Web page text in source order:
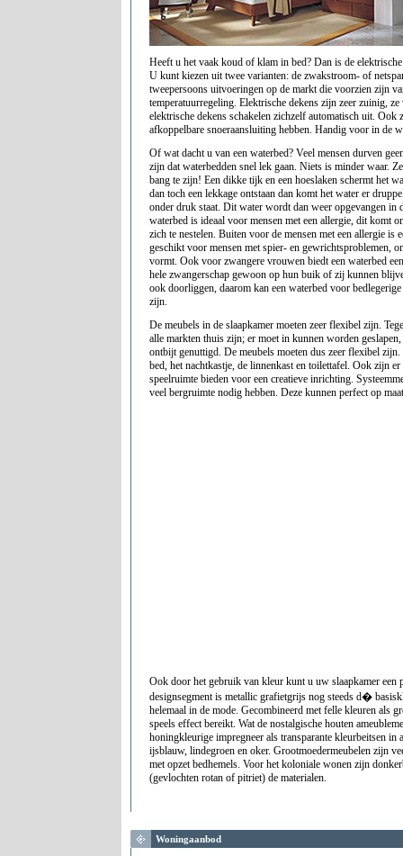
Heeft u het vaak koud of klam in bed? Dan is de
U kunt kiezen uit twee varianten: de zwakstroom- of
tweepersoons uitvoeringen op de markt die voorzien zijn
temperatuurregeling. Elektrische dekens zijn zeer zuinig,
elektrische dekens schakelen zichzelf automatisch uit. Ook
afkoppelbare snoeraansluiting hebben. Handig voor in de
Of wat dacht u van een waterbed? Veel mensen durven
zijn dat waterbedden snel lek gaan. Niets is minder waar.
bang te zijn! Een dikke tijk en een hoeslaken schermt het
dan toch een lekkage ontstaan dan komt het water er
onder druk staat. Dit water wordt dan weer opgevangen in
waterbed is ideaal voor mensen met een allergie, dit komt
zich te nestelen. Buiten voor de mensen met een allergie is
geschikt voor mensen met spier- en gewrichtsproblemen,
vormt. Ook voor zwangere vrouwen biedt een waterbed
hele zwangerschap gewoon op hun buik of zij kunnen
ook doorliggen, daarom kan een waterbed voor bedlegerige
zijn.
De meubels in de slaapkamer moeten zeer flexibel zijn.
alle markten thuis zijn; er moet in kunnen worden
ontbijt genuttigd. De meubels moeten dus zeer flexibel
bed, het nachtkastje, de linnenkast en toilettafel. Ook zijn
speelruimte bieden voor een creatieve inrichting.
veel bergruimte nodig hebben. Deze kunnen perfect op
Ook door het gebruik van kleur kunt u uw slaapkamer een
designsegment is metallic grafietgrijs nog steeds d�
helemaal in de mode. Gecombineerd met felle kleuren als
speels effect bereikt. Wat de nostalgische houten
honingkleurige impregneer als transparante kleurbeitsen in
ijsblauw, lindegroen en oker. Grootmoedermeubelen zijn
met opzet bedhemels. Voor het koloniale wonen zijn
(gevlochten rotan of pitriet) de materialen.
Woningaanbod